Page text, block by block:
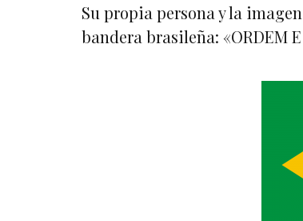
Su propia persona y la
bandera brasileña: «ORDEM E